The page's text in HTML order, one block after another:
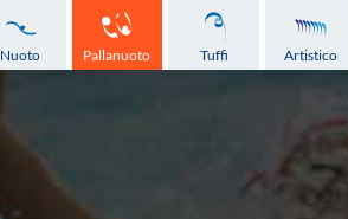
Nuoto Pallanuoto Tuffi Artistico